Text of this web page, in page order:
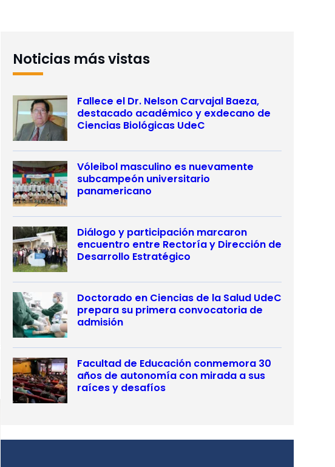
Noticias más vistas
Fallece el Dr. Nelson Carvajal Baeza,
destacado académico y exdecano de
Ciencias Biológicas UdeC
Vóleibol masculino es nuevamente
subcampeón universitario
panamericano
Diálogo y participación marcaron
encuentro entre Rectoría y Dirección de
Desarrollo Estratégico
Doctorado en Ciencias de la Salud UdeC
prepara su primera convocatoria de
admisión
Facultad de Educación conmemora 30
años de autonomía con mirada a sus
raíces y desafíos